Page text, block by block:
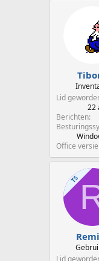
Lid
22
Berichten
Office versie
TS